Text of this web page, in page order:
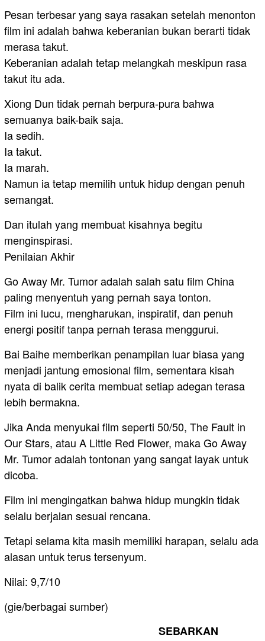
Pesan terbesar yang saya rasakan setelah menonton
film ini adalah bahwa keberanian bukan berarti tidak
merasa takut.
Keberanian adalah tetap melangkah meskipun rasa
takut itu ada.
Xiong Dun tidak pernah berpura-pura bahwa
semuanya baik-baik saja.
Ia sedih.
Ia takut.
Ia marah.
Namun ia tetap memilih untuk hidup dengan penuh
semangat.
Dan itulah yang membuat kisahnya begitu
menginspirasi.
Penilaian Akhir
Go Away Mr. Tumor adalah salah satu film China
paling menyentuh yang pernah saya tonton.
Film ini lucu, mengharukan, inspiratif, dan penuh
energi positif tanpa pernah terasa menggurui.
Bai Baihe memberikan penampilan luar biasa yang
menjadi jantung emosional film, sementara kisah
nyata di balik cerita membuat setiap adegan terasa
lebih bermakna.
Jika Anda menyukai film seperti 50/50, The Fault in
Our Stars, atau A Little Red Flower, maka Go Away
Mr. Tumor adalah tontonan yang sangat layak untuk
dicoba.
Film ini mengingatkan bahwa hidup mungkin tidak
selalu berjalan sesuai rencana.
Tetapi selama kita masih memiliki harapan, selalu ada
alasan untuk terus tersenyum.
Nilai: 9,7/10
(gie/berbagai sumber)
SEBARKAN